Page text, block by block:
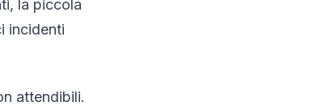
la piccola
incidenti
attendibili.